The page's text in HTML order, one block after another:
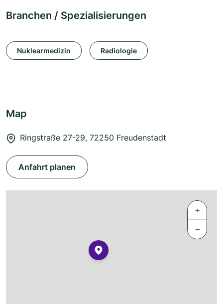
Branchen / Spezialisierungen
Nuklearmedizin Radiologie
Map
Ringstraße 27-29, 72250 Freudenstadt
Anfahrt planen
+
−